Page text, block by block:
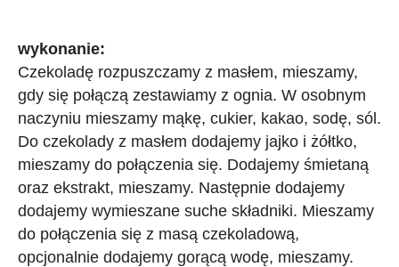
wykonanie:
Czekoladę rozpuszczamy z masłem, mieszamy,
gdy się połączą zestawiamy z ognia. W osobnym
naczyniu mieszamy mąkę, cukier, kakao, sodę, sól.
Do czekolady z masłem dodajemy jajko i żółtko,
mieszamy do połączenia się. Dodajemy śmietaną
oraz ekstrakt, mieszamy. Następnie dodajemy
dodajemy wymieszane suche składniki. Mieszamy
do połączenia się z masą czekoladową,
opcjonalnie dodajemy gorącą wodę, mieszamy.